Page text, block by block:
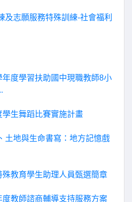
及志願服務特殊訓練-社會福利
度學習扶助國中現職教師8小
生舞蹈比賽實施計畫
土地與生命書寫：地方記憶戲
教育學生助理人員甄選簡章
教師諮商輔導支持服務方案